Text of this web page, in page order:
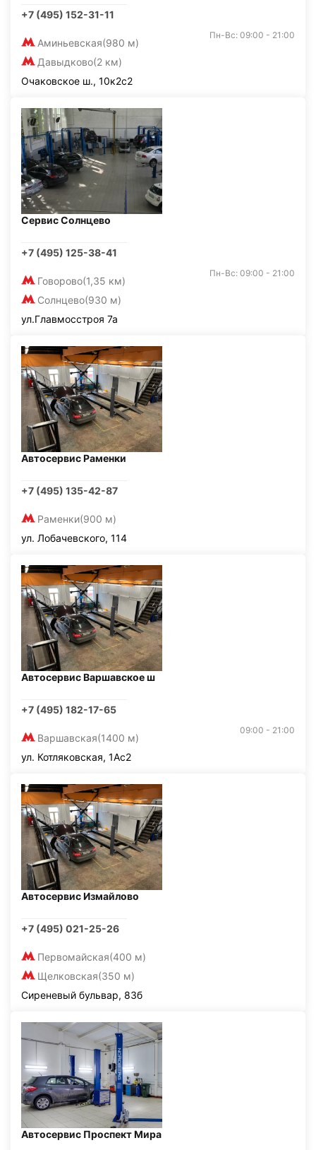
+7 (495) 152-31-11
Аминьевская(980 м)
Давыдково(2 км)
Пн-Вс: 09:00 - 21:00
Очаковское ш., 10к2с2
Сервис Солнцево
+7 (495) 125-38-41
Говорово(1,35 км)
Солнцево(930 м)
Пн-Вс: 09:00 - 21:00
ул.Главмосстроя 7а
Автосервис Раменки
+7 (495) 135-42-87
Раменки(900 м)
ул. Лобачевского, 114
Автосервис Варшавское ш
+7 (495) 182-17-65
Варшавская(1400 м)
09:00 - 21:00
ул. Котляковская, 1Ас2
Автосервис Измайлово
+7 (495) 021-25-26
Первомайская(400 м)
Щелковская(350 м)
Сиреневый бульвар, 83б
Автосервис Проспект Мира